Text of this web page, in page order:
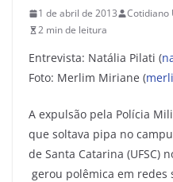
1 de abril de 2013 Cotidiano
2 min de leitura
Entrevista: Natália Pilati (
Foto: Merlim Miriane (
A expulsão pela Polícia
que soltava pipa no
de Santa Catarina (UFSC)
gerou polêmica em redes